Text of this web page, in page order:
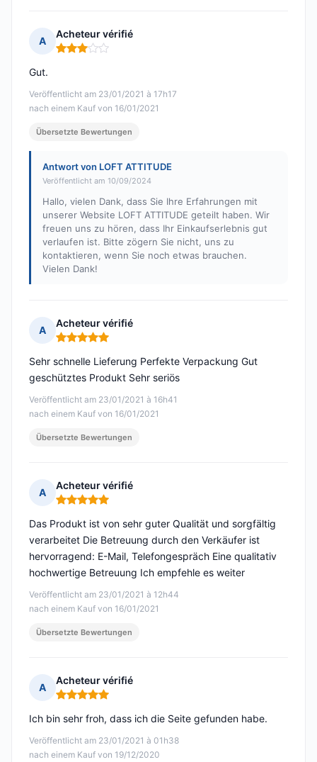
A
Acheteur vérifié
Hinweis: 3 von 5
Veröffentlicht am 23/01/2021 à 17h17
nach einem Kauf von 16/01/2021
Gut.
Übersetzte Bewertungen
Antwort von LOFT ATTITUDE
Veröffentlicht am 10/09/2024
Hallo, vielen Dank, dass Sie Ihre Erfahrungen mit
unserer Website LOFT ATTITUDE geteilt haben. Wir
freuen uns zu hören, dass Ihr Einkaufserlebnis gut
verlaufen ist. Bitte zögern Sie nicht, uns zu
kontaktieren, wenn Sie noch etwas brauchen.
Vielen Dank!
A
Acheteur vérifié
Hinweis: 5 von 5
Veröffentlicht am 23/01/2021 à 16h41
nach einem Kauf von 16/01/2021
Sehr schnelle Lieferung Perfekte Verpackung Gut
geschütztes Produkt Sehr seriös
Übersetzte Bewertungen
A
Acheteur vérifié
Hinweis: 5 von 5
Veröffentlicht am 23/01/2021 à 12h44
nach einem Kauf von 16/01/2021
Das Produkt ist von sehr guter Qualität und sorgfältig
verarbeitet Die Betreuung durch den Verkäufer ist
hervorragend: E-Mail, Telefongespräch Eine qualitativ
hochwertige Betreuung Ich empfehle es weiter
Übersetzte Bewertungen
A
Acheteur vérifié
Hinweis: 5 von 5
Veröffentlicht am 23/01/2021 à 01h38
nach einem Kauf von 19/12/2020
Ich bin sehr froh, dass ich die Seite gefunden habe.